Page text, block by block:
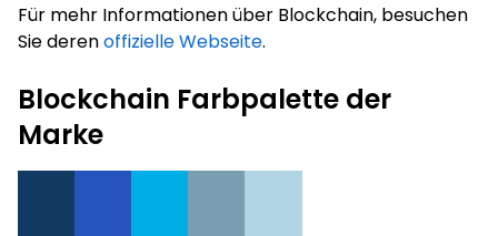
Für mehr Informationen über Blockchain, besuchen
Sie derenoffizielle Webseite.
Blockchain Farbpalette der
Marke